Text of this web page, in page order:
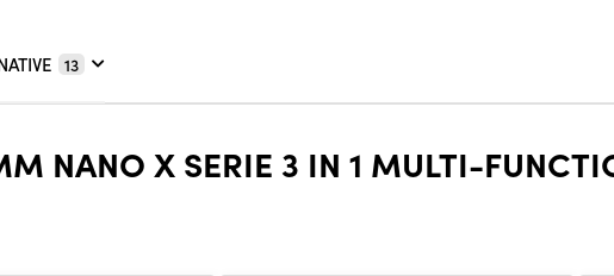
13
NANO X SERIE 3 IN 1 MULTI-